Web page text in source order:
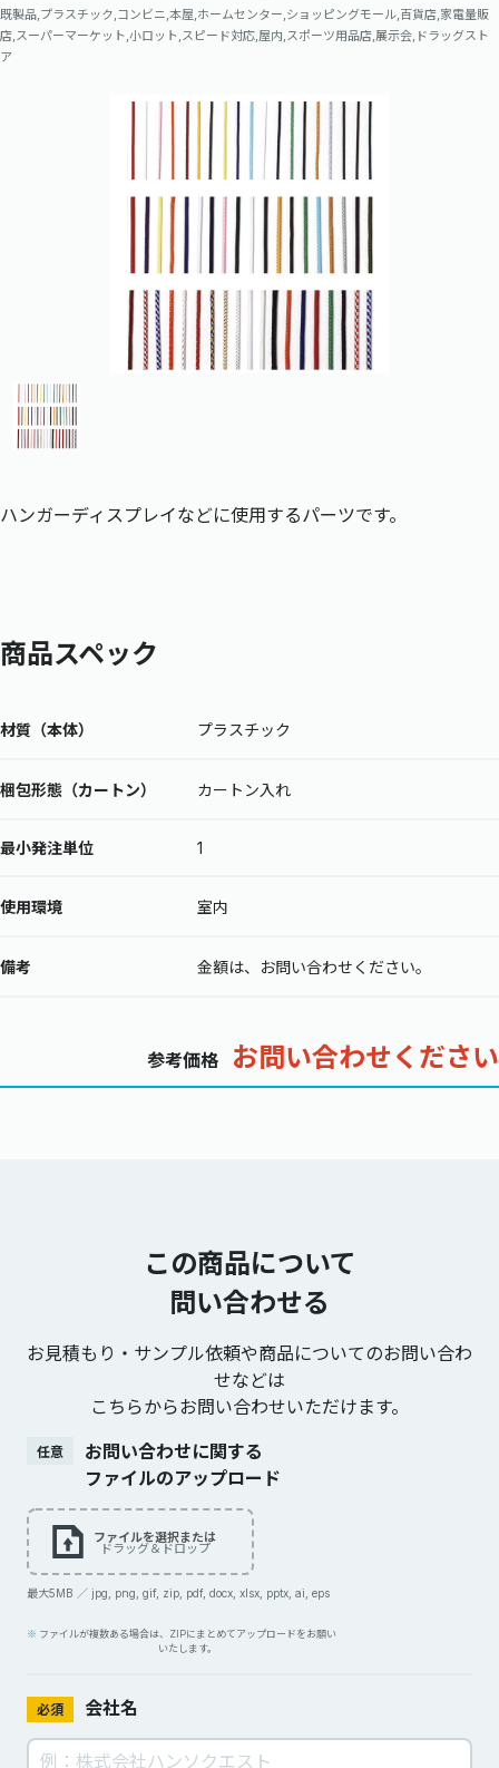
既製品,プラスチック,コンビニ,本屋,ホームセンター,ショッピングモール,百貨店,家電量販
店,スーパーマーケット,小ロット,スピード対応,屋内,スポーツ用品店,展示会,ドラッグスト
ア
ハンガーディスプレイなどに使用するパーツです。
商品スペック
材質（本体） プラスチック
梱包形態（カートン） カートン入れ
最小発注単位 1
使用環境 室内
備考 金額は、お問い合わせください。
参考価格 お問い合わせください
この商品について
問い合わせる
お見積もり・サンプル依頼や商品についてのお問い合わ
せなどは
こちらからお問い合わせいただけます。
任意
お問い合わせに関する
ファイルのアップロード
ファイルを選択または
ドラッグ＆ドロップ
最大5MB ／ jpg, png, gif, zip, pdf, docx, xlsx, pptx, ai, eps
ファイルが複数ある場合は、ZIPにまとめてアップロードをお願い
いたします。
必須 会社名